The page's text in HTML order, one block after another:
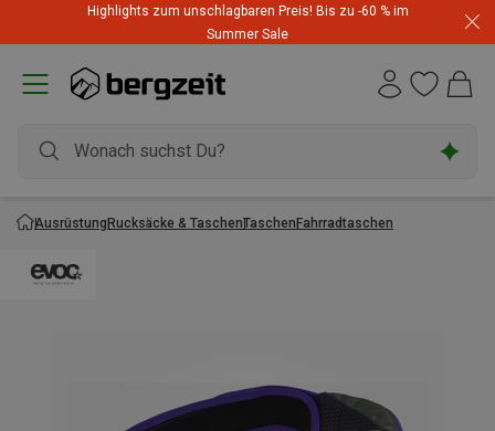
Highlights zum unschlagbaren Preis! Bis zu -60 % im
Summer Sale
AusrüstungRucksäcke & TaschenTaschenFahrradtaschen